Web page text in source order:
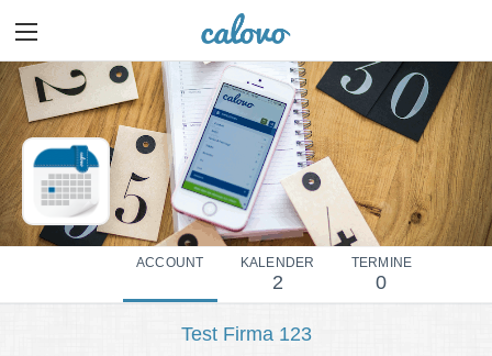
ACCOUNT KALENDER
2
TERMINE
0
Test Firma 123